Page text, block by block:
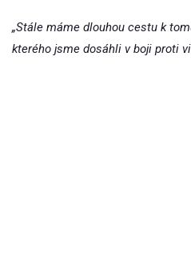
„Stále máme dlouhou cestu k
kterého jsme dosáhli v boji proti